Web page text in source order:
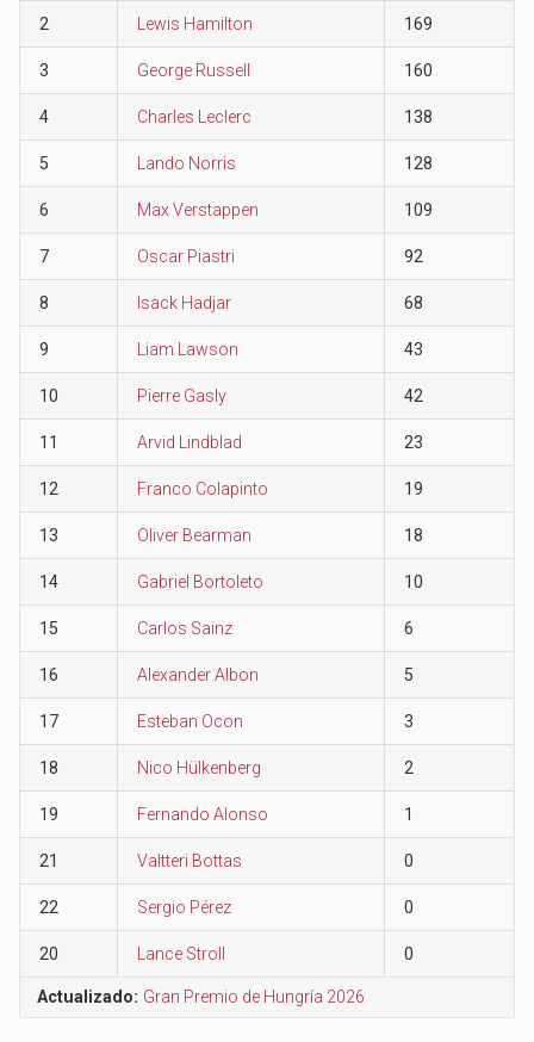
2 Lewis Hamilton 169
3 George Russell 160
4 Charles Leclerc 138
5 Lando Norris 128
6 Max Verstappen 109
7 Oscar Piastri 92
8 Isack Hadjar 68
9 Liam Lawson 43
10 Pierre Gasly 42
11 Arvid Lindblad 23
12 Franco Colapinto 19
13 Oliver Bearman 18
14 Gabriel Bortoleto 10
15 Carlos Sainz 6
16 Alexander Albon 5
17 Esteban Ocon 3
18 Nico Hülkenberg 2
19 Fernando Alonso 1
21 Valtteri Bottas 0
22 Sergio Pérez 0
20 Lance Stroll 0
Actualizado: Gran Premio de Hungría 2026